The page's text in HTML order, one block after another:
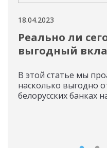
18.04.2023
Реально ли
выгодный
В этой статье мы
насколько выгодно
белорусских банках